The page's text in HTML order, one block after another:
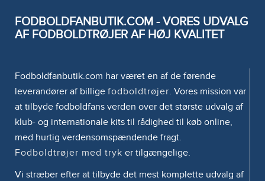
FODBOLDFANBUTIK.COM - VORES UDVALG
AF FODBOLDTRØJER AF HØJ KVALITET
Fodboldfanbutik.com har været en af de førende
leverandører af billige fodboldtrøjer. Vores mission var
at tilbyde fodboldfans verden over det største udvalg af
klub- og internationale kits til rådighed til køb online,
med hurtig verdensomspændende fragt.
Fodboldtrøjer med tryk er tilgængelige.
Vi stræber efter at tilbyde det mest komplette udvalg af